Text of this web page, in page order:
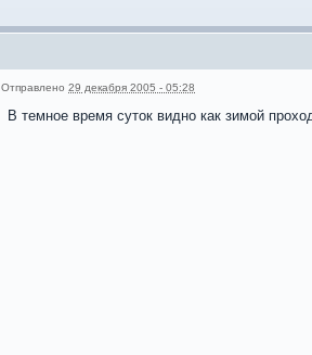
Отправлено 29 декабря 2005 - 05:28
В темное время суток видно как зимой